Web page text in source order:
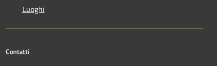
Luoghi
Contatti